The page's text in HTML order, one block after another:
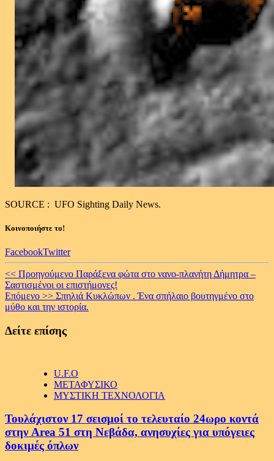
SOURCE : UFO Sighting Daily News.
Κοινοποιήστε το!
FacebookTwitter
Continue
Reading
<< Προηγούμενο Παράξενα φώτα στο νανο-πλανήτη Δήμητρα –
Σαστισμένοι οι επιστήμονες!
Επόμενο >> Σπηλιά Κυκλώπων . Ένα σπήλαιο βουτηγμένο στο
μύθο και την ιστορία.
Δείτε επίσης
U.F.O
ΜΕΤΑΦΥΣΙΚΟ
ΜΥΣΤΙΚΗ ΤΕΧΝΟΛΟΓΙΑ
Τουλάχιστον 17 σεισμοί το τελευταίο 24ωρο κοντά
στην Area 51 στη Νεβάδα, ανησυχίες για υπόγειες
δοκιμές όπλων